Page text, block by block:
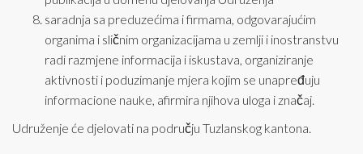
saradnja sa preduzećima i firmama, odgovarajućim
organima i sličnim organizacijama u zemlji i inostranstvu
radi razmjene informacija i iskustava, organiziranje
aktivnosti i poduzimanje mjera kojim se unapređuju
informacione nauke, afirmira njihova uloga i značaj.
Udruženje će djelovati na području Tuzlanskog kantona.